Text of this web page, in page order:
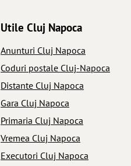
Utile Cluj Napoca
Anunturi Cluj Napoca
Coduri postale Cluj-Napoca
Distante Cluj Napoca
Gara Cluj Napoca
Primaria Cluj Napoca
Vremea Cluj Napoca
Executori Cluj Napoca